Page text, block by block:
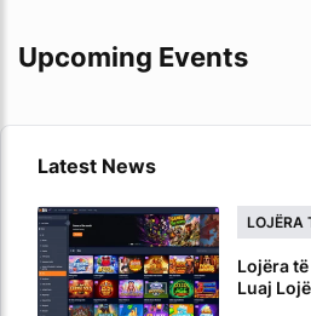
Upcoming Events
Latest News
LOJËRA
Lojëra
Luaj